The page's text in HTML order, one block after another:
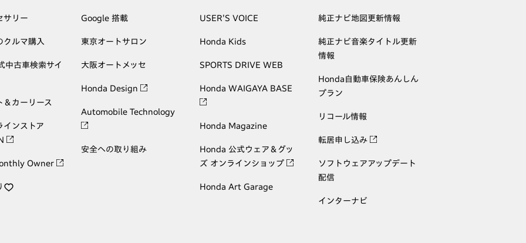
サリー
クルマ購入
中古車検索サイ
＆カーリース
インストア
Owner
Google 搭載
東京オートサロン
大阪オートメッセ
Honda Design
Automobile Technology
安全への取り組み
USER'S VOICE
Honda Kids
SPORTS DRIVE WEB
Honda WAIGAYA BASE
Honda Magazine
Honda 公式ウェア＆グッ
ズ オンラインショップ
Honda Art Garage
純正ナビ地図更新情報
純正ナビ音楽タイトル更新
情報
Honda自動車保険あんしん
プラン
リコール情報
転居申し込み
ソフトウェアアップデート
配信
インターナビ